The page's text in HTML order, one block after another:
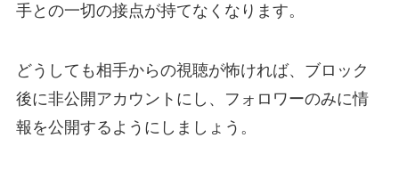
手との一切の接点が持てなくなります。
どうしても相手からの視聴が怖ければ、ブロック
後に非公開アカウントにし、フォロワーのみに情
報を公開するようにしましょう。